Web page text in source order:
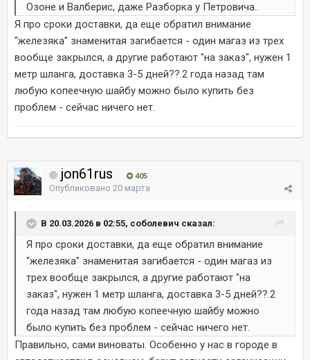
Озоне и Валберис, даже Разборка у Петровича..
Я про сроки доставки, да еще обратил внимание
"железяка" знаменитая загибается - один магаз из трех
вообще закрылся, а другие работают "на заказ", нужен 1
метр шланга, доставка 3-5 дней??.2 года назад там
любую копеечную шайбу можно было купить без
проблем - сейчас ничего нет.
jon61rus 405
Опубликовано 20 марта
В 20.03.2026 в 02:55, соболевич сказал:
Я про сроки доставки, да еще обратил внимание
"железяка" знаменитая загибается - один магаз из
трех вообще закрылся, а другие работают "на
заказ", нужен 1 метр шланга, доставка 3-5 дней??.2
года назад там любую копеечную шайбу можно
было купить без проблем - сейчас ничего нет.
Правильно, сами виноваты. Особенно у нас в городе в